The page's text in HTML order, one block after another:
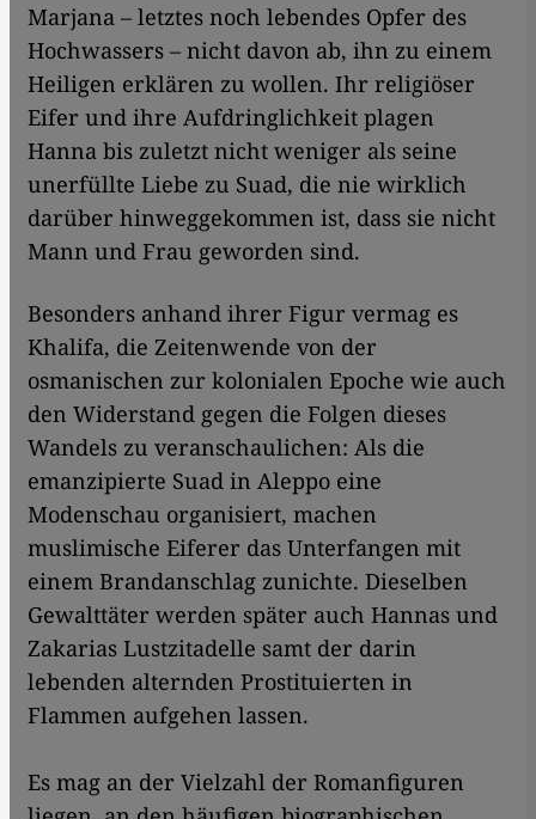
Marjana – letztes noch lebendes Opfer des
Hochwassers – nicht davon ab, ihn zu einem
Heiligen erklären zu wollen. Ihr religiöser
Eifer und ihre Aufdringlichkeit plagen
Hanna bis zuletzt nicht weniger als seine
unerfüllte Liebe zu Suad, die nie wirklich
darüber hinweggekommen ist, dass sie nicht
Mann und Frau geworden sind.
Besonders anhand ihrer Figur vermag es
Khalifa, die Zeitenwende von der
osmanischen zur kolonialen Epoche wie auch
den Widerstand gegen die Folgen dieses
Wandels zu veranschaulichen: Als die
emanzipierte Suad in Aleppo eine
Modenschau organisiert, machen
muslimische Eiferer das Unterfangen mit
einem Brandanschlag zunichte. Dieselben
Gewalttäter werden später auch Hannas und
Zakarias Lustzitadelle samt der darin
lebenden alternden Prostituierten in
Flammen aufgehen lassen.
Es mag an der Vielzahl der Roman­figuren